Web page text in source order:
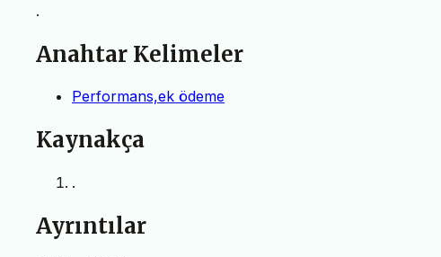
.
Anahtar Kelimeler
Performans,ek ödeme
Kaynakça
.
Ayrıntılar